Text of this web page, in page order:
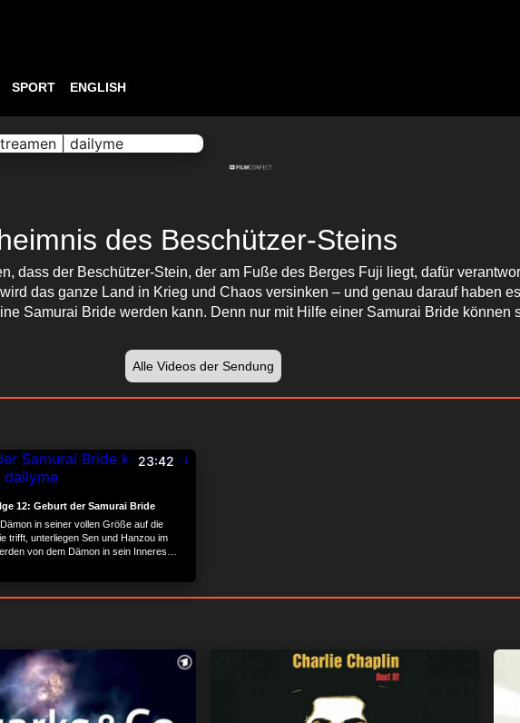
SPORT ENGLISH
ABSPIELEN 23:43
des Beschützer-Steins
dass der Beschützer-Stein, der am Fuße des Berges Fuji liegt, dafür
das ganze Land in Krieg und Chaos versinken – und genau darauf haben
Samurai Bride werden kann. Denn nur mit Hilfe einer Samurai Bride
Alle Videos der Sendung
23:42
12: Geburt der Samurai Bride
in seiner vollen Größe auf die
trifft, unterliegen Sen und Hanzou im
von dem Dämon in sein Inneres
…